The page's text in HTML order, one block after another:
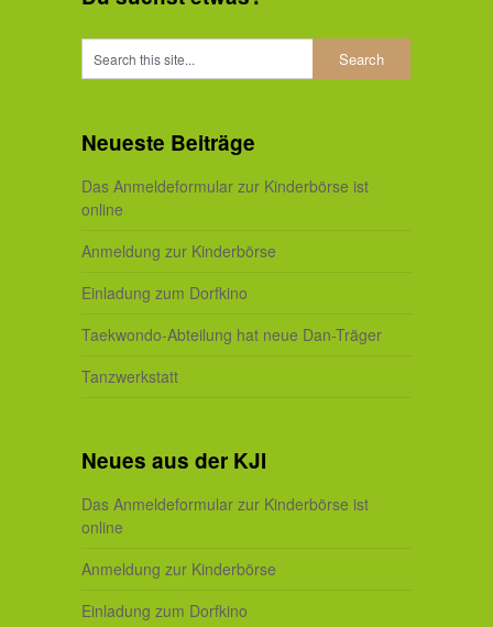
Neueste Beiträge
Das Anmeldeformular zur Kinderbörse ist
online
Anmeldung zur Kinderbörse
Einladung zum Dorfkino
Taekwondo-Abteilung hat neue Dan-Träger
Tanzwerkstatt
Neues aus der KJI
Das Anmeldeformular zur Kinderbörse ist
online
Anmeldung zur Kinderbörse
Einladung zum Dorfkino